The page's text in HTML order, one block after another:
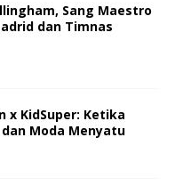
Sang Maestro
dan Timnas
x KidSuper: Ketika
Moda Menyatu